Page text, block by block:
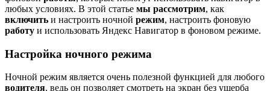
любых условиях. В этой статье мы рассмотрим, как
включить и настроить ночной режим, настроить фоновую
работу и использовать Яндекс Навигатор в фоновом режиме.
Настройка ночного режима
Ночной режим является очень полезной функцией для любого
водителя, ведь он позволяет смотреть на экран без ущерба